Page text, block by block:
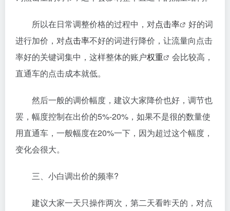
所以在日常调整价格的过程中，对点击率
好的词
进行加价，对点击率不好的词进行降价，让流量向点击
率好的关键词集中，这样整体的账户权重
会比较高，
直通车的点击成本就低。
然后一般的调价幅度，建议大家降价也好，调节也
罢，幅度控制在出价的5%-20%，如果不是很的数量使
用直通车，一般幅度在20%一下，因为超过这个幅度，
变化会很大。
三、小白调出价的频率?
建议大家一天只操作两次，第二天看昨天的，对点